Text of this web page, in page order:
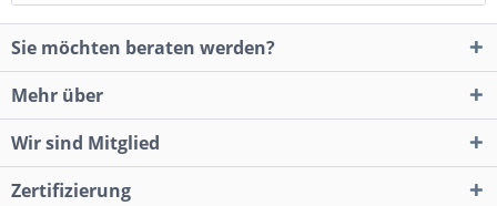
Sie möchten beraten werden?
Mehr über
Wir sind Mitglied
Zertifizierung